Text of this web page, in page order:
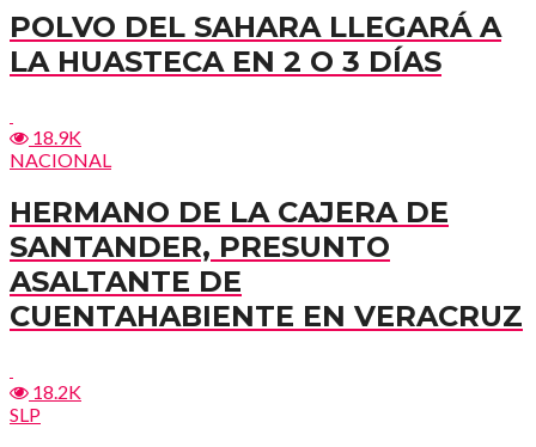
POLVO DEL SAHARA LLEGARÁ A
LA HUASTECA EN 2 O 3 DÍAS
18.9K
NACIONAL
HERMANO DE LA CAJERA DE
SANTANDER, PRESUNTO
ASALTANTE DE
CUENTAHABIENTE EN VERACRUZ
18.2K
SLP